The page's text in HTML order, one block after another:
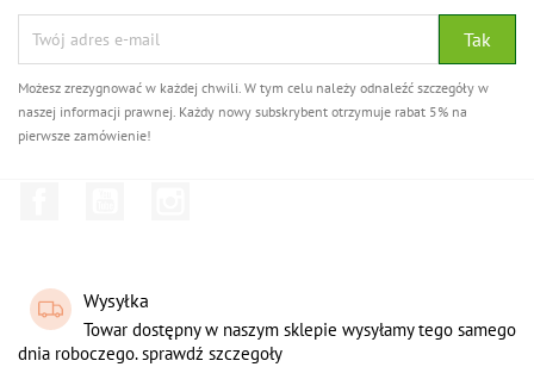
Możesz zrezygnować w każdej chwili. W tym celu należy odnaleźć szczegóły w
naszej informacji prawnej. Każdy nowy subskrybent otrzymuje rabat 5% na
pierwsze zamówienie!
Wysyłka
Towar dostępny w naszym sklepie wysyłamy tego samego
dnia roboczego. sprawdź szczegoły